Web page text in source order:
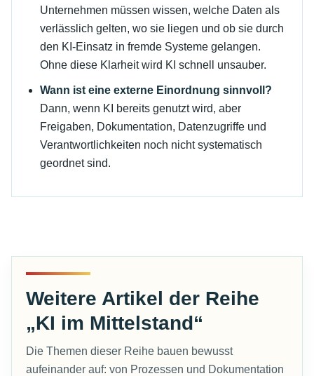
Unternehmen müssen wissen, welche Daten als
verlässlich gelten, wo sie liegen und ob sie durch
den KI-Einsatz in fremde Systeme gelangen.
Ohne diese Klarheit wird KI schnell unsauber.
Wann ist eine externe Einordnung sinnvoll?
Dann, wenn KI bereits genutzt wird, aber
Freigaben, Dokumentation, Datenzugriffe und
Verantwortlichkeiten noch nicht systematisch
geordnet sind.
Weitere Artikel der Reihe
„KI im Mittelstand“
Die Themen dieser Reihe bauen bewusst
aufeinander auf: von Prozessen und Dokumentation